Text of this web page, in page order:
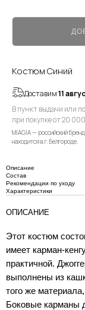
Костюм Синий
Доставим11
В пункт выдачи или
при покупке от 20
MIAGIA — российский
находится в г. Белгороде.
Описание
Состав
Рекомендации по уходу
Характеристики
ОПИСАНИЕ
Этот костюм
имеет карман-
практичной.
выполнены из
того же
Боковые карманы